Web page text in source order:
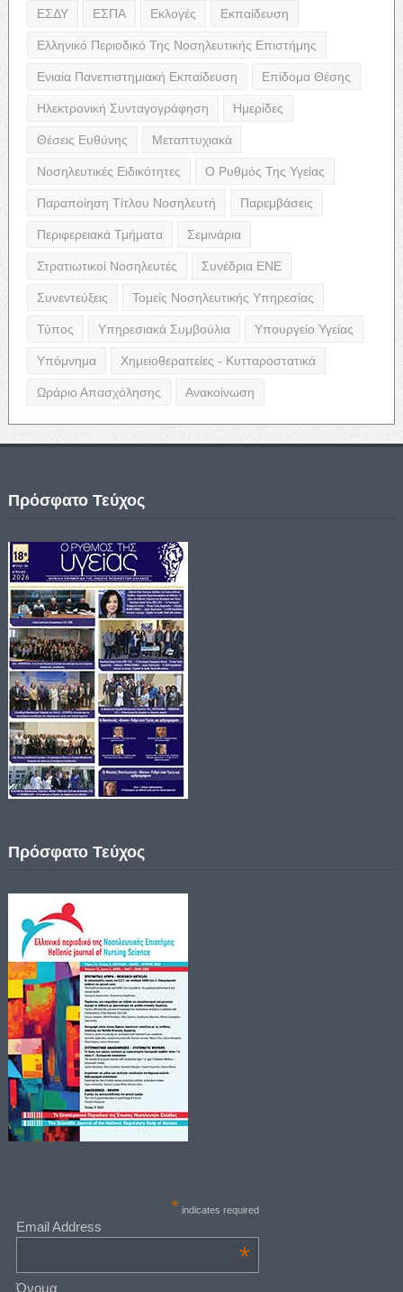
ΕΣΔΥ ΕΣΠΑ Εκλογές Εκπαίδευση
Ελληνικό Περιοδικό Της Νοσηλευτικής Επιστήμης
Ενιαία Πανεπιστημιακή Εκπαίδευση Επίδομα Θέσης
Ηλεκτρονική Συνταγογράφηση Ημερίδες
Θέσεις Ευθύνης Μεταπτυχιακά
Νοσηλευτικές Ειδικότητες Ο Ρυθμός Της Υγείας
Παραποίηση Τίτλου Νοσηλευτή Παρεμβάσεις
Περιφερειακά Τμήματα Σεμινάρια
Στρατιωτικοί Νοσηλευτές Συνέδρια ΕΝΕ
Συνεντεύξεις Τομείς Νοσηλευτικής Υπηρεσίας
Τύπος Υπηρεσιακά Συμβούλια Υπουργείο Υγείας
Υπόμνημα Χημειοθεραπείες - Κυτταροστατικά
Ωράριο Απασχόλησης Ανακοίνωση
Πρόσφατο Τεύχος
Πρόσφατο Τεύχος
* indicates required
Email Address
*
Όνομα